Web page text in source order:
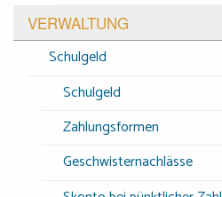
VERWALTUNG
Schulgeld
Schulgeld
Zahlungsformen
Geschwisternachlässe